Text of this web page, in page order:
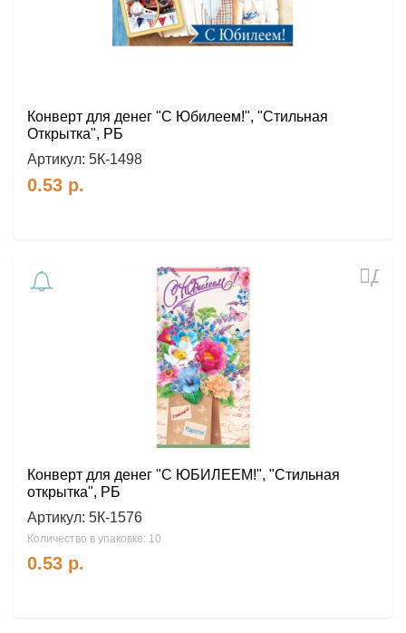
Конверт для денег "С Юбилеем!", "Стильная
Открытка", РБ
Артикул: 5К-1498
0.53 р.
Конверт для денег "С ЮБИЛЕЕМ!", "Стильная
открытка", РБ
Артикул: 5К-1576
Количество в упаковке: 10
0.53 р.